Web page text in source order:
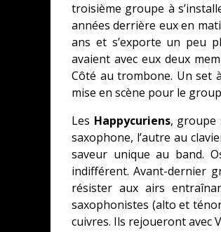
troisième groupe à
années derrière eux en
ans et s’exporte un peu
avaient avec eux deux
Côté au trombone. Un set
mise en scène pour le
Les Happycuriens, groupe
saxophone, l’autre au
saveur unique au band.
indifférent. Avant-dernier
résister aux airs
saxophonistes (alto et
cuivres. Ils rejoueront avec